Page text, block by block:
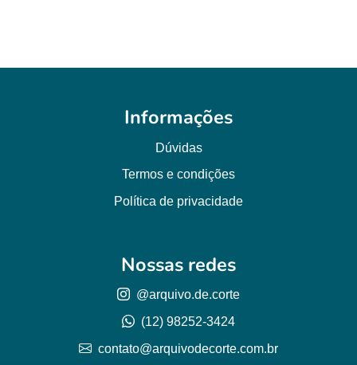
Informações
Dúvidas
Termos e condições
Política de privacidade
Nossas redes
@arquivo.de.corte
(12) 98252-3424
contato@arquivodecorte.com.br